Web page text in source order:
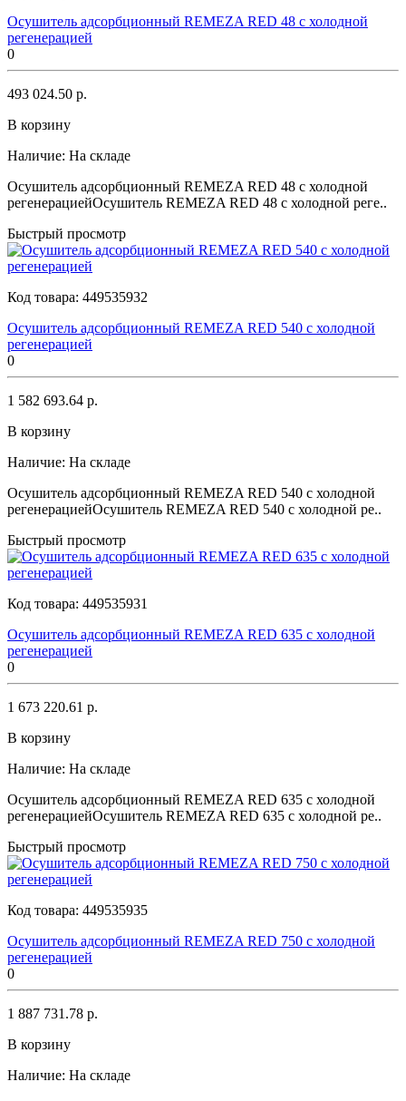
Осушитель адсорбционный REMEZA RED 48 с холодной
регенерацией
0
493 024.50 р.
В корзину
Наличие: На складе
Осушитель адсорбционный REMEZA RED 48 с холодной
регенерациейОсушитель REMEZA RED 48 с холодной реге..
Быстрый просмотр
Код товара: 449535932
Осушитель адсорбционный REMEZA RED 540 с холодной
регенерацией
0
1 582 693.64 р.
В корзину
Наличие: На складе
Осушитель адсорбционный REMEZA RED 540 с холодной
регенерациейОсушитель REMEZA RED 540 с холодной ре..
Быстрый просмотр
Код товара: 449535931
Осушитель адсорбционный REMEZA RED 635 с холодной
регенерацией
0
1 673 220.61 р.
В корзину
Наличие: На складе
Осушитель адсорбционный REMEZA RED 635 с холодной
регенерациейОсушитель REMEZA RED 635 с холодной ре..
Быстрый просмотр
Код товара: 449535935
Осушитель адсорбционный REMEZA RED 750 с холодной
регенерацией
0
1 887 731.78 р.
В корзину
Наличие: На складе